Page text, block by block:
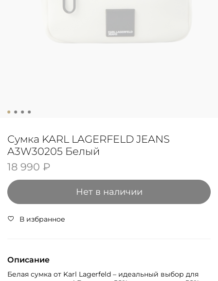
Сумка KARL LAGERFELD JEANS
A3W30205 Белый
18 990 ₽
Нет в наличии
В избранное
Описание
Белая сумка от Karl Lagerfeld – идеальный выбор для